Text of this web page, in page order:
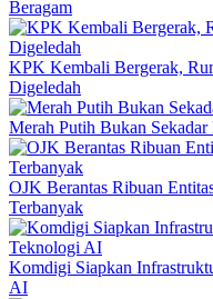
Beragam
KPK Kembali Bergerak,
Digeledah
Merah Putih Bukan Sekadar
OJK Berantas Ribuan
Terbanyak
Komdigi Siapkan
AI